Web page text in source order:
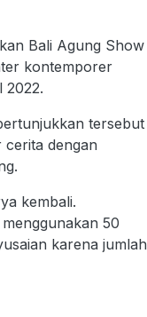
Bali Agung Show
kontemporer
2022.
tersebut
cerita dengan
kembali.
50
karena jumlah